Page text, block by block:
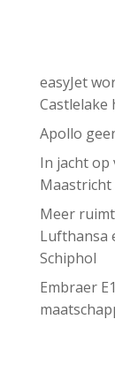
easyJet
Castlelake
Apollo
In jacht op
Maastricht
Meer
Lufthansa
Schiphol
Embraer